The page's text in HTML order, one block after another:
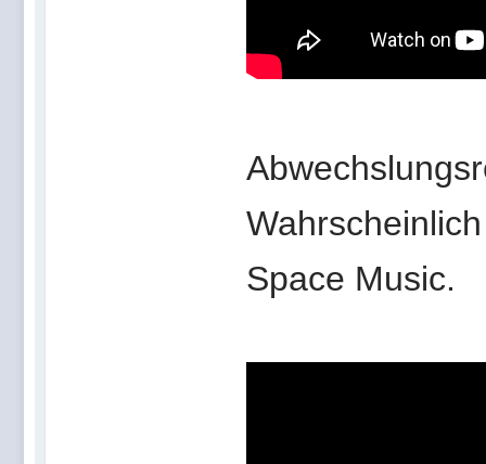
Space Music.